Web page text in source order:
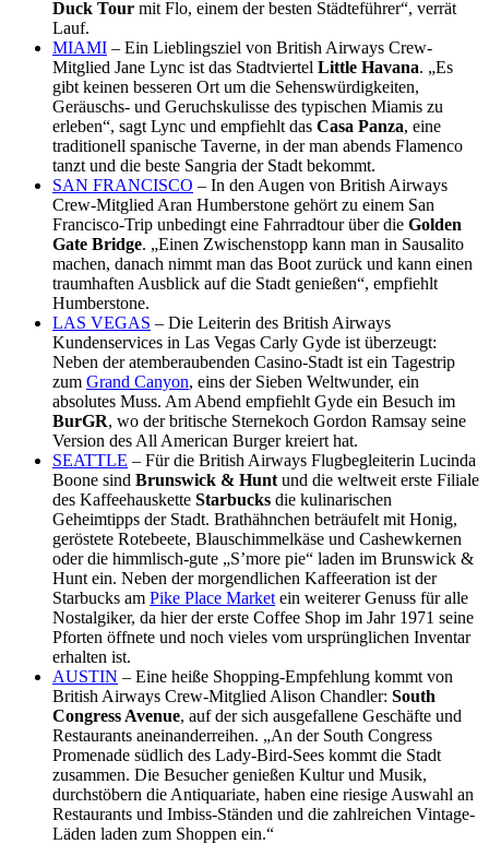
Duck Tour mit Flo, einem der besten Städteführer“, verrät
Lauf.
MIAMI – Ein Lieblingsziel von British Airways Crew-
Mitglied Jane Lync ist das Stadtviertel Little Havana. „Es
gibt keinen besseren Ort um die Sehenswürdigkeiten,
Geräuschs- und Geruchskulisse des typischen Miamis zu
erleben“, sagt Lync und empfiehlt das Casa Panza, eine
traditionell spanische Taverne, in der man abends Flamenco
tanzt und die beste Sangria der Stadt bekommt.
SAN FRANCISCO – In den Augen von British Airways
Crew-Mitglied Aran Humberstone gehört zu einem San
Francisco-Trip unbedingt eine Fahrradtour über die Golden
Gate Bridge. „Einen Zwischenstopp kann man in Sausalito
machen, danach nimmt man das Boot zurück und kann einen
traumhaften Ausblick auf die Stadt genießen“, empfiehlt
Humberstone.
LAS VEGAS – Die Leiterin des British Airways
Kundenservices in Las Vegas Carly Gyde ist überzeugt:
Neben der atemberaubenden Casino-Stadt ist ein Tagestrip
zum Grand Canyon, eins der Sieben Weltwunder, ein
absolutes Muss. Am Abend empfiehlt Gyde ein Besuch im
BurGR, wo der britische Sternekoch Gordon Ramsay seine
Version des All American Burger kreiert hat.
SEATTLE – Für die British Airways Flugbegleiterin Lucinda
Boone sind Brunswick & Hunt und die weltweit erste Filiale
des Kaffeehauskette Starbucks die kulinarischen
Geheimtipps der Stadt. Brathähnchen beträufelt mit Honig,
geröstete Rotebeete, Blauschimmelkäse und Cashewkernen
oder die himmlisch-gute „S’more pie“ laden im Brunswick &
Hunt ein. Neben der morgendlichen Kaffeeration ist der
Starbucks am Pike Place Market ein weiterer Genuss für alle
Nostalgiker, da hier der erste Coffee Shop im Jahr 1971 seine
Pforten öffnete und noch vieles vom ursprünglichen Inventar
erhalten ist.
AUSTIN – Eine heiße Shopping-Empfehlung kommt von
British Airways Crew-Mitglied Alison Chandler: South
Congress Avenue, auf der sich ausgefallene Geschäfte und
Restaurants aneinanderreihen. „An der South Congress
Promenade südlich des Lady-Bird-Sees kommt die Stadt
zusammen. Die Besucher genießen Kultur und Musik,
durchstöbern die Antiquariate, haben eine riesige Auswahl an
Restaurants und Imbiss-Ständen und die zahlreichen Vintage-
Läden laden zum Shoppen ein.“